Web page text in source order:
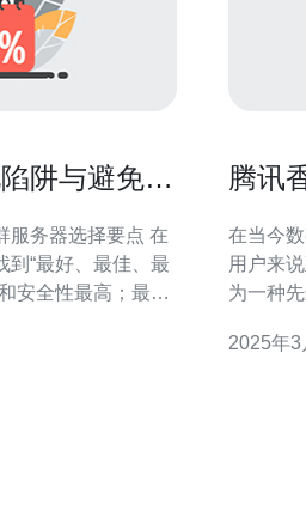
阱与避免措
服务器选择要点 在
“最好、最佳、最
安全性最高；最佳
可用性、延迟与
腾讯
在当今
用户来
为一种
BGP是
2025年3